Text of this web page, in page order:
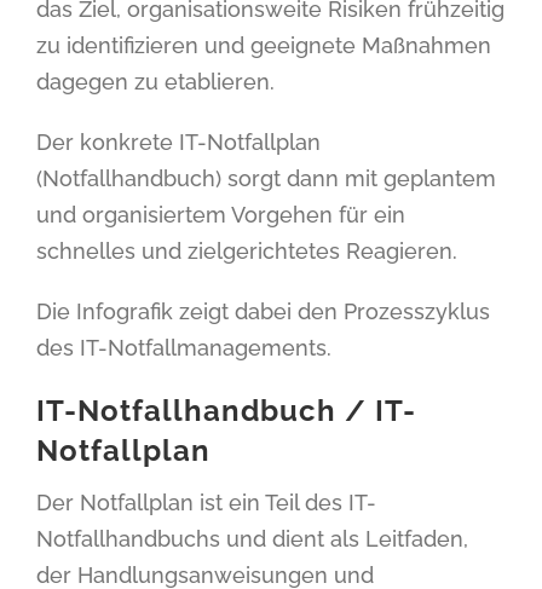
das Ziel, organisationsweite Risiken frühzeitig
zu identifizieren und geeignete Maßnahmen
dagegen zu etablieren.
Der konkrete IT-Notfallplan
(Notfallhandbuch) sorgt dann mit geplantem
und organisiertem Vorgehen für ein
schnelles und zielgerichtetes Reagieren.
Die Infografik zeigt dabei den Prozesszyklus
des IT-Notfallmanagements.
IT-Notfallhandbuch / IT-
Notfallplan
Der Notfallplan ist ein Teil des IT-
Notfallhandbuchs und dient als Leitfaden,
der Handlungsanweisungen und